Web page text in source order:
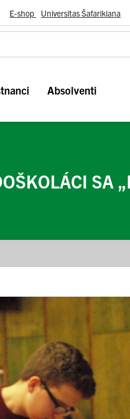
E-shop Universitas Šafarikiana
Absolventi
SA